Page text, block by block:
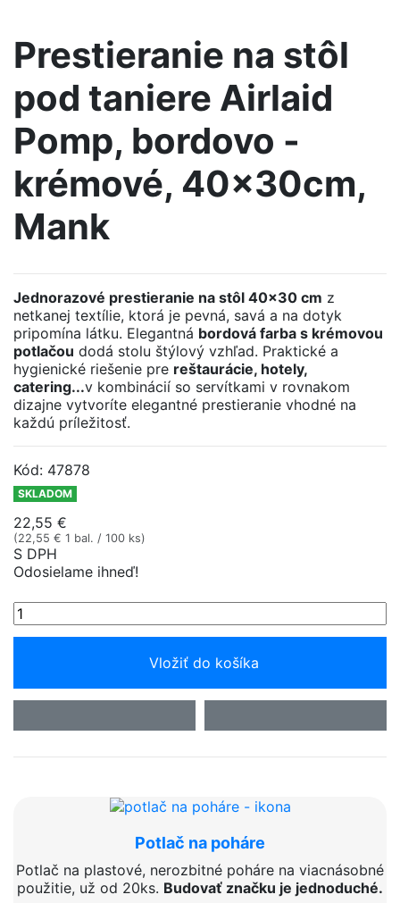
Prestieranie na stôl
pod taniere Airlaid
Pomp, bordovo -
krémové, 40x30cm,
Mank
Jednorazové prestieranie na stôl 40x30 cm z
netkanej textílie, ktorá je pevná, savá a na dotyk
pripomína látku. Elegantná bordová farba s krémovou
potlačou dodá stolu štýlový vzhľad. Praktické a
hygienické riešenie pre reštaurácie, hotely,
catering...v kombinácií so servítkami v rovnakom
dizajne vytvoríte elegantné prestieranie vhodné na
každú príležitosť.
Kód: 47878
SKLADOM
22,55 €
(22,55 € 1 bal. / 100 ks)
S DPH
Odosielame ihneď!
Vložiť do košíka
Potlač na poháre
Potlač na plastové, nerozbitné poháre na viacnásobné
použitie, už od 20ks. Budovať značku je jednoduché.